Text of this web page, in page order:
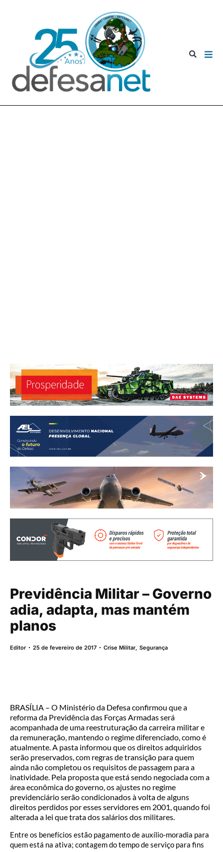
Previdência Militar – Governo
adia, adapta, mas mantém
planos
Editor 25 de fevereiro de 2017 Crise Militar,Segurança
BRASÍLIA – O Ministério da Defesa confirmou que a
reforma da Previdência das Forças Armadas será
acompanhada de uma reestruturação da carreira militar e
da remuneração, mantendo o regime diferenciado, como é
atualmente. A pasta informou que os direitos adquiridos
serão preservados, com regras de transição para quem
ainda não completou os requisitos de passagem para a
inatividade. Pela proposta que está sendo negociada com a
área econômica do governo, os ajustes no regime
previdenciário serão condicionados à volta de alguns
direitos perdidos por esses servidores em 2001, quando foi
alterada a lei que trata dos salários dos militares.
Entre os benefícios estão pagamento de auxílio-moradia para
quem está na ativa; contagem do tempo de serviço para fins